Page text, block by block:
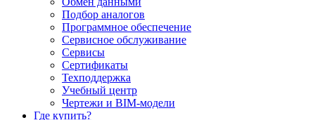
Подбор аналогов
Программное обеспечение
Сервисное обслуживание
Сервисы
Сертификаты
Техподдержка
Учебный центр
Чертежи и BIM-модели
Где купить?